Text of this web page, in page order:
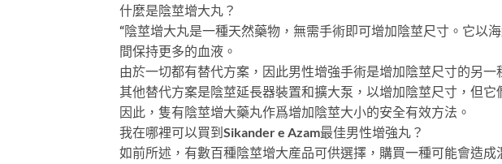
什麼是陰莖增大丸？
“陰莖增大丸是一種天然藥物，無需手術即可增加陰莖尺寸。它以
間保持更多的血液。
由於一切都有替代方案，因此男性增強手術是增加陰莖尺寸的另
其他替代方案是陰莖延長器裝置和擴大泵，以增加陰莖尺寸，但它
因此，隻有陰莖增大藥丸作爲增加陰莖大小的安全有效方法。
我在哪裡可以買到Sikander e Azam最佳男性增強丸？
如前所述，有數百種陰莖增大産品可供選擇，購買一種可能會造